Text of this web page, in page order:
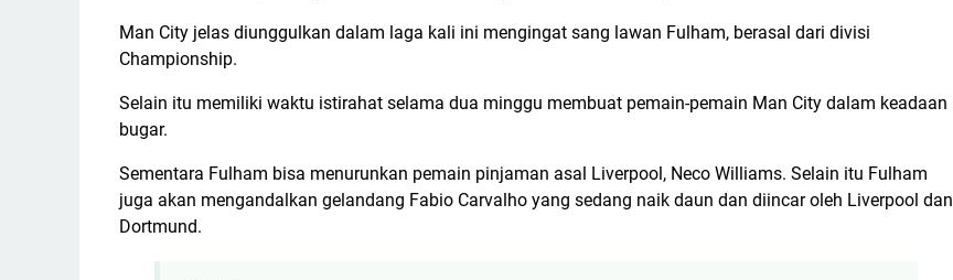
Man City jelas diunggulkan dalam laga kali ini mengingat sang lawan Fulham, berasal dari divisi
Championship.
Selain itu memiliki waktu istirahat selama dua minggu membuat pemain-pemain Man City dalam keadaan
bugar.
Sementara Fulham bisa menurunkan pemain pinjaman asal Liverpool, Neco Williams. Selain itu Fulham
juga akan mengandalkan gelandang Fabio Carvalho yang sedang naik daun dan diincar oleh Liverpool dan
Dortmund.